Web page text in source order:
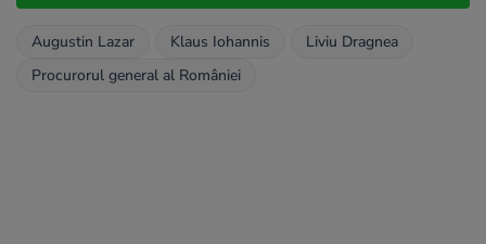
Augustin Lazar Klaus Iohannis
Liviu Dragnea
Procurorul general al României